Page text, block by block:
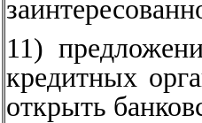
11)
кредитных
открыть